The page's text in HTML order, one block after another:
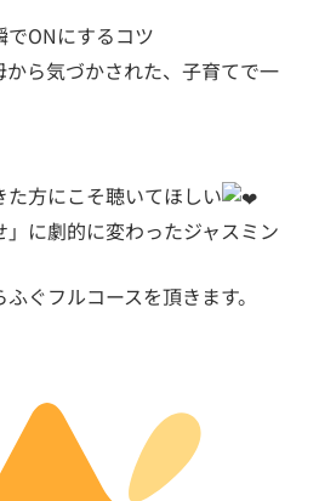
ONにするコツ
から気づかされた、子育てで一
方にこそ聴いてほしい
」に劇的に変わったジャスミン
ぐフルコースを頂きます。